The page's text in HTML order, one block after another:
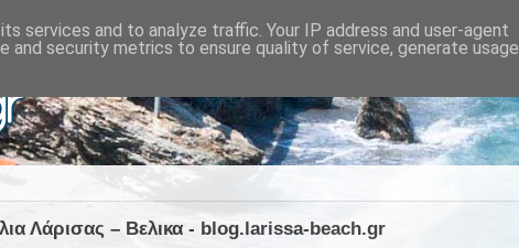
Λάρισας – Βελικα - blog.larissa-beach.gr
services and to analyze traffic. Your IP address and user-agent
and security metrics to ensure quality of service, generate usage